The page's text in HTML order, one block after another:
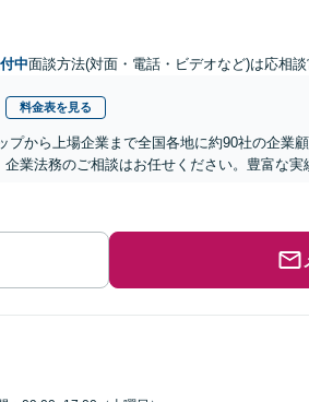
中面談方法(対面・電話・ビデオなど)は応相談
料金表を見る
プから上場企業まで全国各地に約90社の企業
業法務のご相談はお任せください。豊富な実